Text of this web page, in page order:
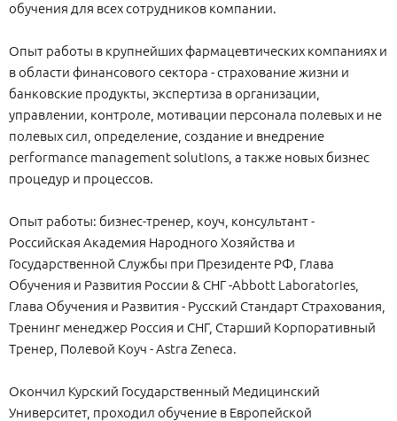
обучения для всех сотрудников компании.
Опыт работы в крупнейших фармацевтических компаниях и
в области финансового сектора - страхование жизни и
банковские продукты, экспертиза в организации,
управлении, контроле, мотивации персонала полевых и не
полевых сил, определение, создание и внедрение
performance management solutions, а также новых бизнес
процедур и процессов.
Опыт работы: бизнес-тренер, коуч, консультант -
Российская Академия Народного Хозяйства и
Государственной Службы при Президенте РФ, Глава
Обучения и Развития России & СНГ -Abbott Laboratories,
Глава Обучения и Развития - Русский Стандарт Страхования,
Тренинг менеджер Россия и СНГ, Старший Корпоративный
Тренер, Полевой Коуч - Astra Zeneca.
Окончил Курский Государственный Медицинский
Университет, проходил обучение в Европейской